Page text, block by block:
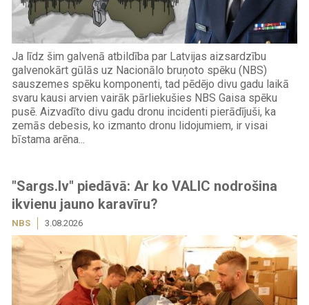
Ja līdz šim galvenā atbildība par Latvijas aizsardzību
galvenokārt gūlās uz Nacionālo bruņoto spēku (NBS)
sauszemes spēku komponenti, tad pēdējo divu gadu laikā
svaru kausi arvien vairāk pārliekušies NBS Gaisa spēku
pusē. Aizvadīto divu gadu dronu incidenti pierādījuši, ka
zemās debesis, ko izmanto dronu lidojumiem, ir visai
bīstama arēna...
"Sargs.lv" piedāvā: Ar ko VALIC nodrošina
ikvienu jauno karavīru?
NBS 3.08.2026